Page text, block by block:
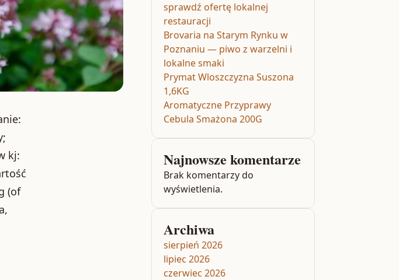
kj:
(of
sprawdź ofertę lokalnej
restauracji
Brovaria na Starym Rynku w
Poznaniu — piwo z warzelni i
lokalne smaki
Prymat Wloszczyzna Suszona
1,6KG
Aromatyczne Przyprawy
Cebula Smażona 200G
Najnowsze komentarze
Brak komentarzy do
wyświetlenia.
Archiwa
sierpień 2026
lipiec 2026
czerwiec 2026